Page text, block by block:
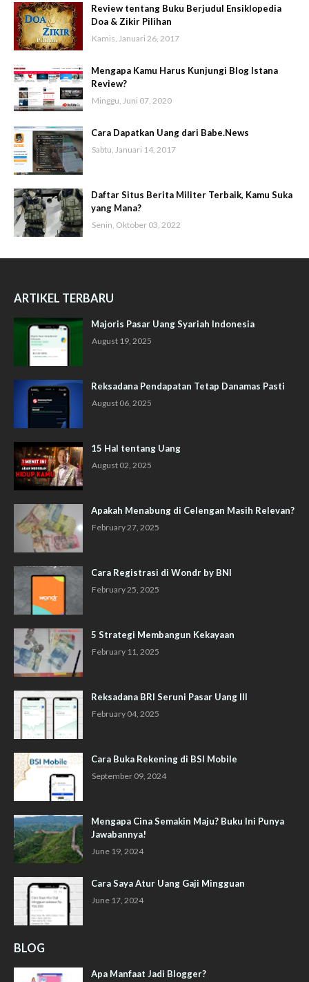
Review tentang Buku Berjudul Ensiklopedia
Doa & Zikir Pilihan
Kamis, Januari 26, 2017
Mengapa Kamu Harus Kunjungi Blog Istana
Review?
Minggu, Juni 07, 2020
Cara Dapatkan Uang dari Babe.News
Sabtu, Januari 14, 2017
Daftar Situs Berita Militer Terbaik, Kamu Suka
yang Mana?
Senin, Oktober 03, 2022
ARTIKEL TERBARU
Majoris Pasar Uang Syariah Indonesia
August 19, 2025
Reksadana Pendapatan Tetap Danamas Pasti
August 06, 2025
15 Hal tentang Uang
August 02, 2025
Apakah Menabung di Celengan Masih Relevan?
February 27, 2025
Cara Registrasi di Wondr by BNI
February 25, 2025
5 Strategi Membangun Kekayaan
February 11, 2025
Reksadana BRI Seruni Pasar Uang III
February 04, 2025
Cara Buka Rekening di BSI Mobile
September 09, 2024
Mengapa Cina Semakin Maju? Buku Ini Punya
Jawabannya!
June 19, 2024
Cara Saya Atur Uang Gaji Mingguan
June 17, 2024
BLOG
Apa Manfaat Jadi Blogger?